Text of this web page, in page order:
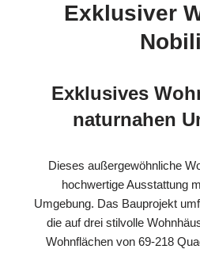
Exklusiver
Exklusives
naturnahen
Dieses außergewöhnliche
hochwertige Ausstattung
Umgebung. Das Bauprojekt
die auf drei stilvolle
Wohnflächen von 69-218